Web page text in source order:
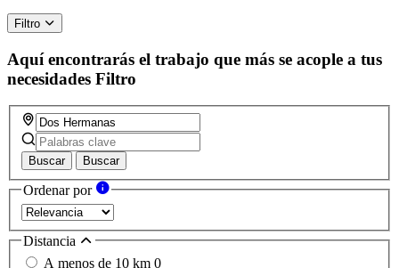
Filtro
Aquí encontrarás el trabajo que más se acople a tus
necesidades Filtro
Buscar Buscar
Ordenar por
Distancia
A menos de 10 km 0